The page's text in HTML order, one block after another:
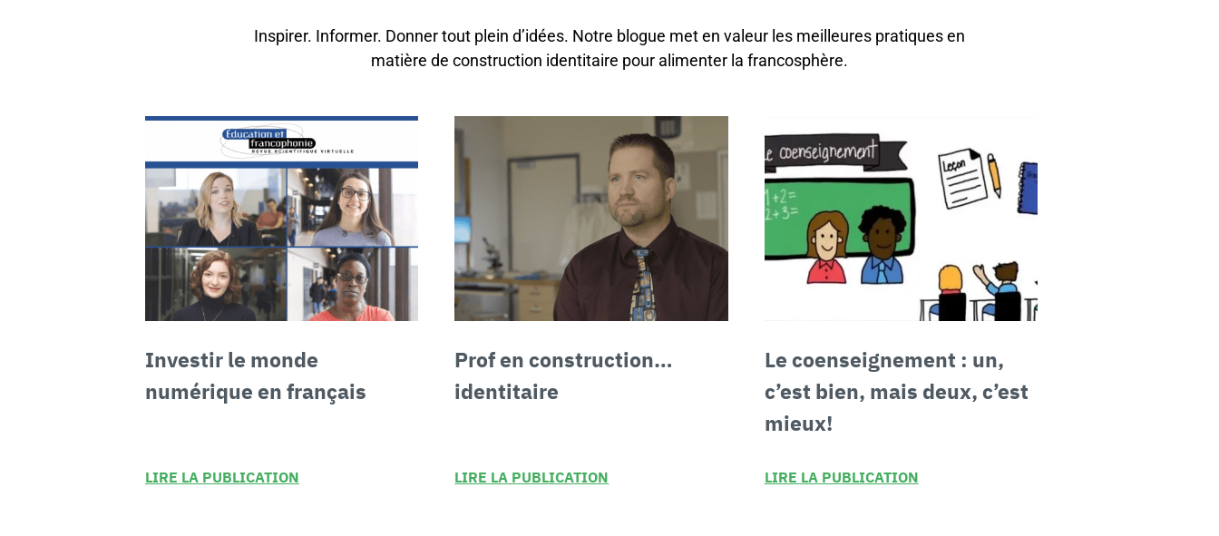
Inspirer. Informer. Donner tout plein d’idées. Notre blogue met en valeur les meilleures pratiques en
matière de construction identitaire pour alimenter la francosphère.
Investir le monde
numérique en français
LIRE LA PUBLICATION
Prof en construction…
identitaire
LIRE LA PUBLICATION
Le coenseignement : un,
c’est bien, mais deux, c’est
mieux!
LIRE LA PUBLICATION